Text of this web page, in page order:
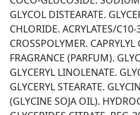
GLYCOL DISTEARATE.
CHLORIDE. ACRYLATES/C10-
CROSSPOLYMER.
FRAGRANCE (PARFUM).
GLYCERYL LINOLENATE.
GLYCERYL STEARATE.
(GLYCINE SOJA OIL).